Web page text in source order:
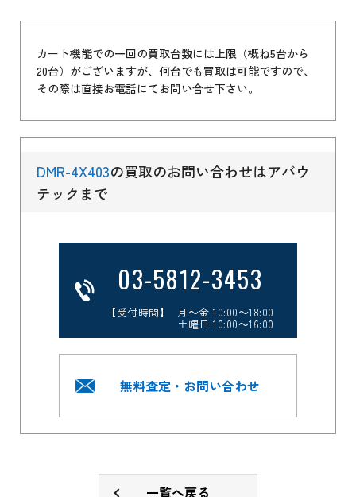
カート機能での一回の買取台数には上限（概ね5台から
20台）がございますが、何台でも買取は可能ですので、
その際は直接お電話にてお問い合せ下さい。
DMR-4X403の買取のお問い合わせはアバウ
テックまで
03-5812-3453
【受付時間】 月～金 10:00～18:00
土曜日 10:00～16:00
無料査定・お問い合わせ
一覧へ戻る